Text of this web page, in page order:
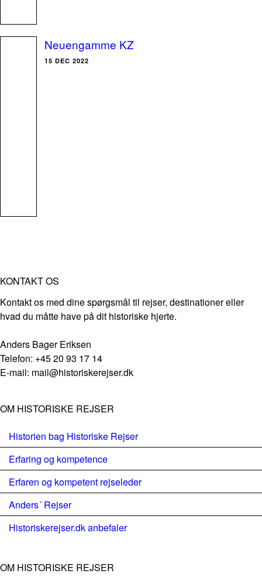
Neuengamme KZ
15 DEC 2022
KONTAKT OS
Kontakt os med dine spørgsmål til rejser, destinationer eller
hvad du måtte have på dit historiske hjerte.
Anders Bager Eriksen
Telefon: +45 20 93 17 14
E-mail: mail@historiskerejser.dk
OM HISTORISKE REJSER
Historien bag Historiske Rejser
Erfaring og kompetence
Erfaren og kompetent rejseleder
Anders´ Rejser
Historiskerejser.dk anbefaler
OM HISTORISKE REJSER